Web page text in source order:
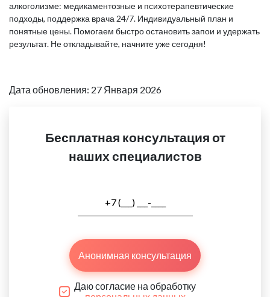
алкоголизме: медикаментозные и психотерапевтические
подходы, поддержка врача 24/7. Индивидуальный план и
понятные цены. Помогаем быстро остановить запои и удержать
результат. Не откладывайте, начните уже сегодня!
Дата обновления: 27 Января 2026
Бесплатная консультация от
наших специалистов
Анонимная консультация
Даю согласие на обработку